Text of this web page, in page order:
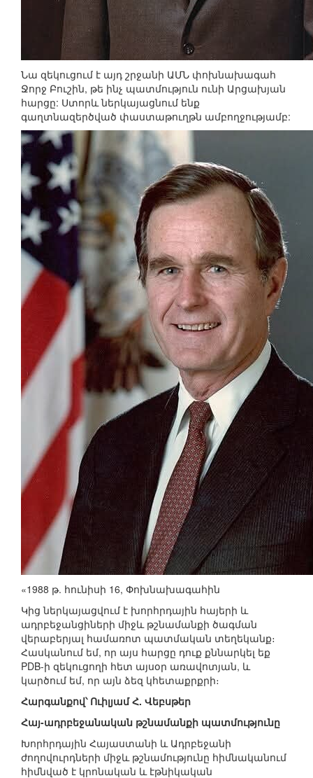
Նա զեկուցում է այդ շրջանի ԱՄՆ փոխնախագահ
Ջորջ Բուշին, թե ինչ պատմություն ունի Արցախյան
հարցը: Ստորև ներկայացնում ենք
գաղտնազերծված փաստաթուղթն ամբողջությամբ:
«1988 թ. հունիսի 16, Փոխնախագահին
Կից ներկայացվում է խորհրդային հայերի և
ադրբեջանցիների միջև թշնամանքի ծագման
վերաբերյալ համառոտ պատմական տեղեկանք։
Հասկանում եմ, որ այս հարցը դուք քննարկել եք
PDB-ի զեկուցողի հետ այսօր առավոտյան, և
կարծում եմ, որ այն ձեզ կհետաքրքրի։
Հարգանքով՝ Ուիլյամ Հ. Վեբսթեր
Հայ-ադրբեջանական թշնամանքի պատմությունը
Խորհրդային Հայաստանի և Ադրբեջանի
ժողովուրդների միջև թշնամությունը հիմնականում
հիմնված է կրոնական և էթնիկական